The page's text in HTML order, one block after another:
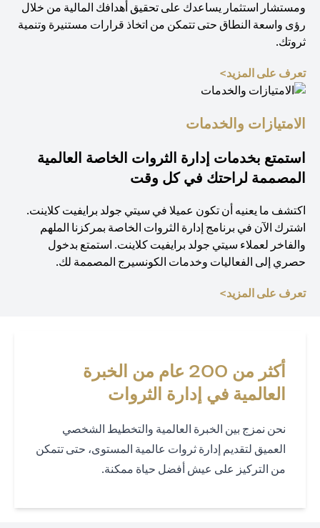
ومستشار استثمار يساعدك على تحقيق أهدافك المالية من خلال
رؤى واسعة النطاق حتى تتمكن من اتخاذ قرارات مستنيرة وتنمية
ثروتك.
تعرف على المزيد>
الامتيازات والخدمات
استمتع بخدمات إدارة الثروات الخاصة العالمية
المصممة لراحتك في كل وقت
اكتشف ما يعنيه أن تكون عميلا في سيتي جولد برايفيت كلاينت.
اشترك الآن في برنامج إدارة الثروات الخاصة بمركزنا الملهم
والفاخر لعملاء سيتي جولد برايفيت كلاينت. استمتع بدخول
حصري إلى الفعاليات وخدمات الكونسيرج المصممة لك.
تعرف على المزيد>
أكثر من 200 عام من الخبرة
العالمية في إدارة الثروات
نحن نمزج بين الخبرة العالمية والتخطيط الشخصي
العميق لتقديم إدارة ثروات عالمية المستوى، حتى تتمكن
من التركيز على عيش أفضل حياة ممكنة.